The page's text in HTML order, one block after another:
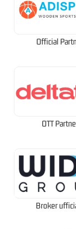
Official
OTT
Broker